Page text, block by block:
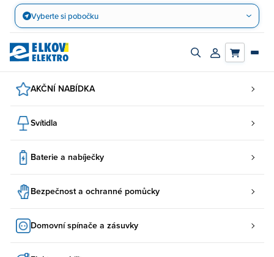
Přejít
obsah
Vyberte si pobočku
Zapnout/vypnout
Přihlásit/
AKČNÍ NABÍDKA
Svítidla
Baterie a nabíječky
Bezpečnost a ochranné pomůcky
Domovní spínače a zásuvky